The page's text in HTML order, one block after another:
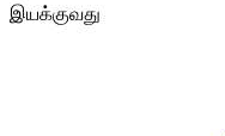
இயக்குவது